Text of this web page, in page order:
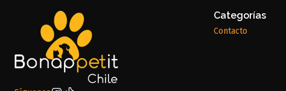
Categorías
Contacto